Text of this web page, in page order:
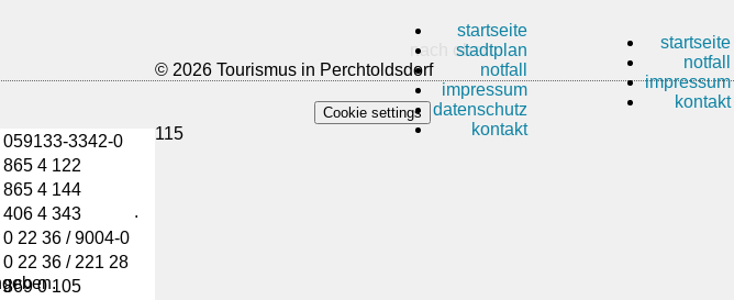
startseite
notfall
impressum
kontakt
059133-3342-0
865 4 122
865 4 144
406 4 343
0 22 36 / 9004-0
0 22 36 / 221 28
869 0 105
nach oben
© 2026 Tourismus in Perchtoldsdorf
startseite
stadtplan
notfall
impressum
datenschutz
kontakt
.
Cookie settings
115